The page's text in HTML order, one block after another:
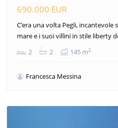
690.000 EUR
C’era una volta Pegli, incantevole
mare e i suoi villini in stile liberty
2 2 145 m2
Francesca Messina